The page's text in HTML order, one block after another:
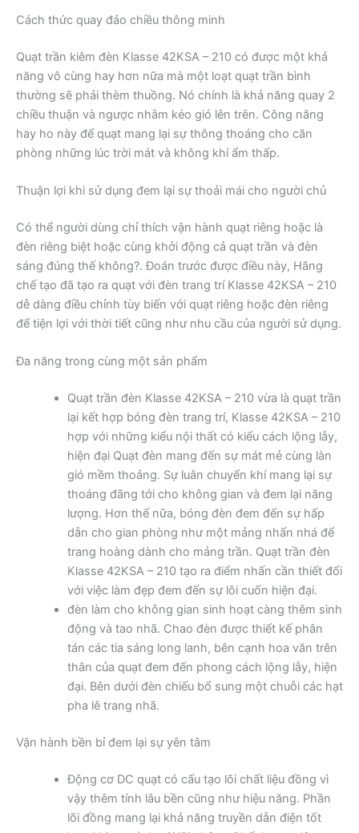
Cách thức quay đảo chiều thông minh
Quạt trần kiêm đèn Klasse 42KSA – 210 có được một khả
năng vô cùng hay hơn nữa mà một loạt quạt trần bình
thường sẽ phải thèm thuồng. Nó chính là khả năng quay 2
chiều thuận và ngược nhằm kéo gió lên trên. Công năng
hay ho này để quạt mang lại sự thông thoáng cho căn
phòng những lúc trời mát và không khí ẩm thấp.
Thuận lợi khi sử dụng đem lại sự thoải mái cho người chủ
Có thể người dùng chỉ thích vận hành quạt riêng hoặc là
đèn riêng biệt hoặc cùng khởi động cả quạt trần và đèn
sáng đúng thế không?. Đoán trước được điều này, Hãng
chế tạo đã tạo ra quạt với đèn trang trí Klasse 42KSA – 210
dễ dàng điều chỉnh tùy biến với quạt riêng hoặc đèn riêng
để tiện lợi với thời tiết cũng như nhu cầu của người sử dụng.
Đa năng trong cùng một sản phẩm
Quạt trần đèn Klasse 42KSA – 210 vừa là quạt trần
lại kết hợp bóng đèn trang trí, Klasse 42KSA – 210
hợp với những kiểu nội thất có kiểu cách lộng lẫy,
hiện đại Quạt đèn mang đến sự mát mẻ cùng làn
gió mềm thoảng. Sự luân chuyển khí mang lại sự
thoáng đãng tới cho không gian và đem lại năng
lượng. Hơn thế nữa, bóng đèn đem đến sự hấp
dẫn cho gian phòng như một mảng nhấn nhá để
trang hoàng dành cho mảng trần. Quạt trần đèn
Klasse 42KSA – 210 tạo ra điểm nhấn cần thiết đối
với việc làm đẹp đem đến sự lôi cuốn hiện đại.
đèn làm cho không gian sinh hoạt càng thêm sinh
động và tao nhã. Chao đèn được thiết kế phân
tán các tia sáng long lanh, bên cạnh hoa văn trên
thân của quạt đem đến phong cách lộng lẫy, hiện
đại. Bên dưới đèn chiếu bổ sung một chuỗi các hạt
pha lê trang nhã.
Vận hành bền bỉ đem lại sự yên tâm
Động cơ DC quạt có cấu tạo lõi chất liệu đồng vì
vậy thêm tính lâu bền cũng như hiệu năng. Phần
lõi đồng mang lại khả năng truyền dẫn điện tốt